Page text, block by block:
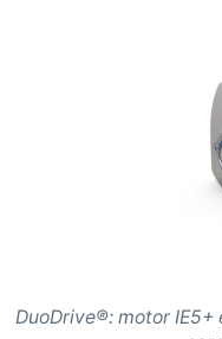
DuoDrive®: motor